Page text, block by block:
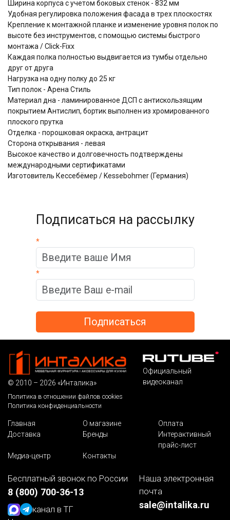
Ширина корпуса с учетом боковых стенок - 832 мм
Удобная регулировка положения фасада в трех плоскостях
Крепление к монтажной планке и изменение уровня полок по
высоте без инструментов, с помощью системы быстрого
монтажа / Click-Fixx
Каждая полка полностью выдвигается из тумбы отдельно
друг от друга
Нагрузка на одну полку до 25 кг
Тип полок - Арена Стиль
Материал дна - ламинированное ДСП с антискользящим
покрытием Антислип, бортик выполнен из хромированного
плоского прутка
Отделка - порошковая окраска, антрацит
Сторона открывания - левая
Высокое качество и долговечность подтверждены
международными сертификатами
Изготовитель Кессебёмер / Kessebohmer (Германия)
Подписаться на рассылку
*
*
© 2010 – 2026 «Инталика»
Политика в отношении файлов cookies
Политика конфиденциальности
Официальный
видеоканал
Главная О магазине
Оплата
Доставка
Бренды
Интерактивный
прайс-лист
Медиа-центр
Контакты
Бесплатный звонок по России
8 (800) 700-36-13
канал в ТГ
Наша электронная
почта
sale@intalika.ru